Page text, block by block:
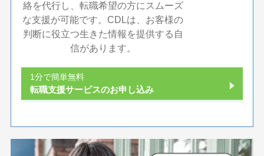
絡を代行し、転職希望の方にスムーズ
な支援が可能です。CDLは、お客様の
判断に役立つ生きた情報を提供する自
信があります。
1分で簡単無料
転職支援サービスのお申し込み